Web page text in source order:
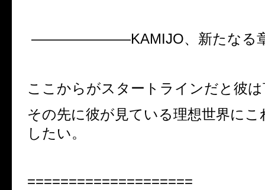
———————KAMIJO、新たなる
ここからがスタートラインだと彼
その先に彼が見ている理想世界に
したい。
====================